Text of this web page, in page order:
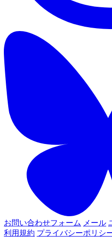
お問い合わせフォーム メール
利用規約 プライバシーポリシ